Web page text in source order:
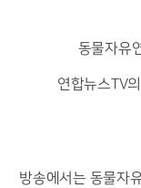
동물자유
연합뉴스TV
방송에서는 동물자